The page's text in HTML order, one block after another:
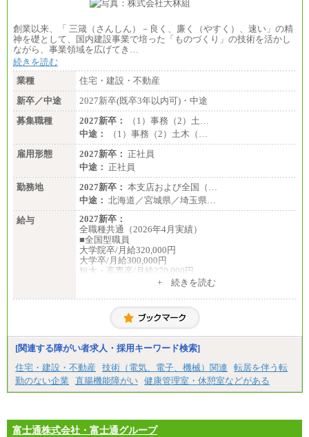
創業以来、「 三箴（さんしん）－良く、廉く（やすく）、速い」の精
神を礎として、国内建設事業で培った「ものづくり」の技術を活かし
ながら、事業領域を広げてき…
続きを読む
業種
住宅・建設・不動産
新卒／中途
2027新卒(既卒3年以内可)・中途
募集職種
2027新卒：
（1）事務（2）土…
中途：
（1）事務（2）土木（…
雇用形態
2027新卒： 正社員
中途： 正社員
勤務地
2027新卒： 本支店および全国（…
中途： 北海道／宮城県／埼玉県…
給与
2027新卒：
全職種共通（2026年4月実績）
■全国型職員
大学院卒/月給320,000円
大学卒/月給300,000円
短大・高専卒/月給270,000円
大学院卒/月給256,000円～288,000円
大学卒/月給240,000円～270,000円
短大・高専卒/月給216,000円～243,000円
■特定職員※
大学院卒/月給234,000円～263,000円
大学卒/月給219,000円～246,000円
短大・高専卒/月給197,000円～222,000円
※拠点型職員、特定職員の給与は、生活の拠点が定
す。
+ 続きを読む
[関連する障がい者求人・採用キーワード検索]
住宅・建設・不動産
技術（電気、電子、機械）関連
転居を伴う転
勤のない企業
直腸機能障がい 健康管理室・休憩室などがある
富士通株式会社・富士通グループ